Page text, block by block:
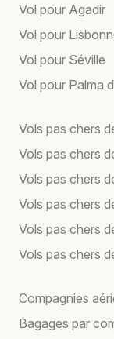
Vol pour Agadir
Vol pour
Vol pour Séville
Vol pour Palma
Vols pas chers
Vols pas chers
Vols pas chers
Vols pas chers
Vols pas chers
Vols pas chers
Compagnies
Bagages par